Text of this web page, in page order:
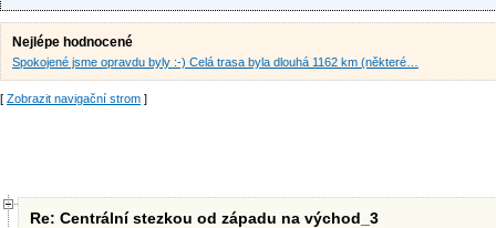
Nejlépe hodnocené
Spokojené jsme opravdu byly :-) Celá trasa byla dlouhá 1162 km (některé…
[ Zobrazit navigační strom ]
Re: Centrální stezkou od západu na východ_3